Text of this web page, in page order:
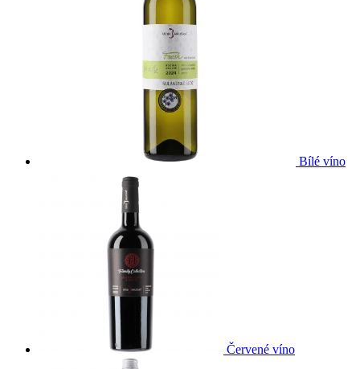
Bílé víno
Červené víno